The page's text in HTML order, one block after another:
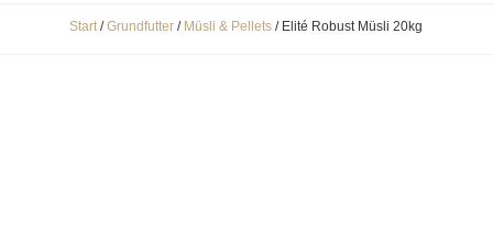
Start/Grundfutter / Müsli & Pellets / Elité Robust Müsli 20kg